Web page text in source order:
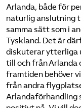
Arlanda, både för
naturlig anslutning
samma sätt som i
Tyskland. Det är
diskuterar ytterliga
till och från Arlanda
framtiden behöver
från andra
Arlandaförhandling